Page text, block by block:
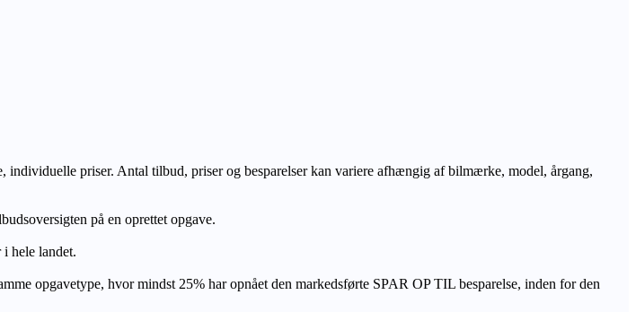
priser. Antal tilbud, priser og besparelser kan variere afhængig af bilmærke, model, årgang,
på en oprettet opgave.
hele landet.
opgavetype, hvor mindst 25% har opnået den markedsførte SPAR OP TIL besparelse, inden for den